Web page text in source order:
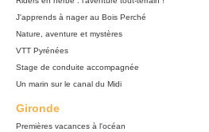
J'apprends à nager au Bois Perché
Nature, aventure et mystères
VTT Pyrénées
Stage de conduite accompagnée
Un marin sur le canal du Midi
Gironde
Premières vacances à l'océan